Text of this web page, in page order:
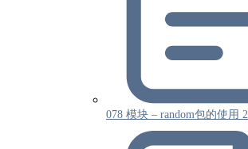
078 模块 – random包的使用 2